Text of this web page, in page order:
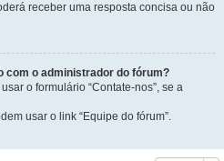
receber uma resposta concisa ou não
com o administrador do fórum?
o formulário “Contate-nos”, se a
usar o link “Equipe do fórum”.